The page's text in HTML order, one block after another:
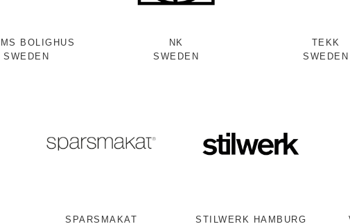
BOLIGHUS
SWEDEN
NK
SWEDEN
TEKK
SWEDEN
SPARSMAKAT STILWERK HAMBURG